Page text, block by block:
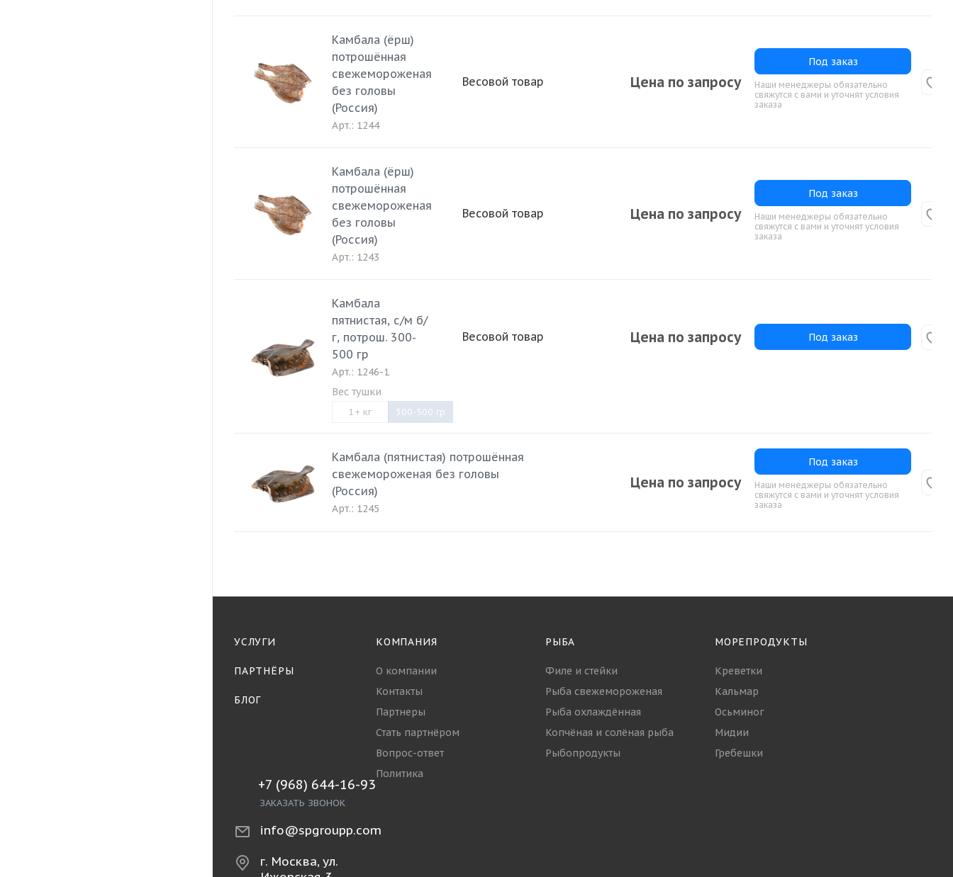
Камбала (ёрш)
потрошённая
свежемороженая
без головы
(Россия)
Арт.: 1244
Весовой товар Цена по запросу
Под заказ
Наши менеджеры обязательно
свяжутся с вами и уточнят условия
заказа
Камбала (ёрш)
потрошённая
свежемороженая
без головы
(Россия)
Арт.: 1243
Весовой товар Цена по запросу
Под заказ
Наши менеджеры обязательно
свяжутся с вами и уточнят условия
заказа
Камбала
пятнистая, с/м б/
г, потрош. 300-
500 гр
Арт.: 1246-1
Весовой товар Цена по запросу Под заказ
Вес тушки
1+ кг 300-500 гр
Камбала (пятнистая) потрошённая
свежемороженая без головы
(Россия)
Арт.: 1245
Цена по запросу
Под заказ
Наши менеджеры обязательно
свяжутся с вами и уточнят условия
заказа
УСЛУГИ
ПАРТНЁРЫ
БЛОГ
КОМПАНИЯ
О компании
Контакты
Партнеры
Стать партнёром
Вопрос-ответ
Политика
РЫБА
Филе и стейки
Рыба свежемороженая
Рыба охлаждённая
Копчёная и солёная рыба
Рыбопродукты
МОРЕПРОДУКТЫ
Креветки
Кальмар
Осьминог
Мидии
Гребешки
+7 (968) 644-16-93
ЗАКАЗАТЬ ЗВОНОК
info@spgroupp.com
г. Москва, ул.